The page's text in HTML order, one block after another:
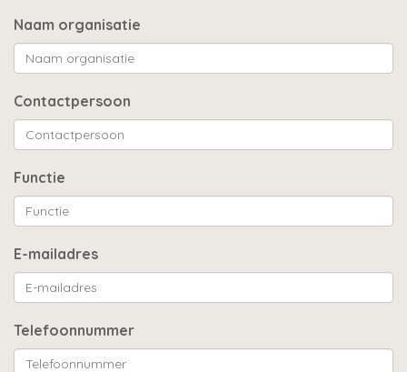
Naam organisatie
Contactpersoon
Functie
E-mailadres
Telefoonnummer